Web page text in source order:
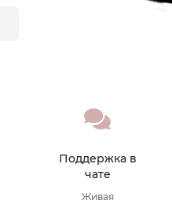
Поддержка в
чате
Живая